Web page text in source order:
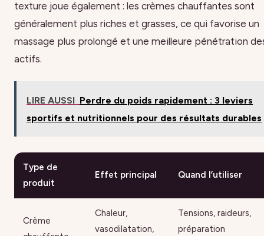
texture joue également : les crèmes chauffantes sont
généralement plus riches et grasses, ce qui favorise un
massage plus prolongé et une meilleure pénétration
actifs.
LIRE AUSSI Perdre du poids rapidement : 3 leviers
sportifs et nutritionnels pour des résultats durables
Type de
produit
Effet principal Quand l’utiliser
Crème
Chaleur,
vasodilatation,
Tensions, raideurs,
préparation